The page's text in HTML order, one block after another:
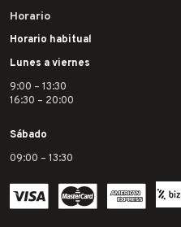
Horario
Horario habitual
Lunes a viernes
9:00 – 13:30
16:30 – 20:00
Sábado
09:00 – 13:30